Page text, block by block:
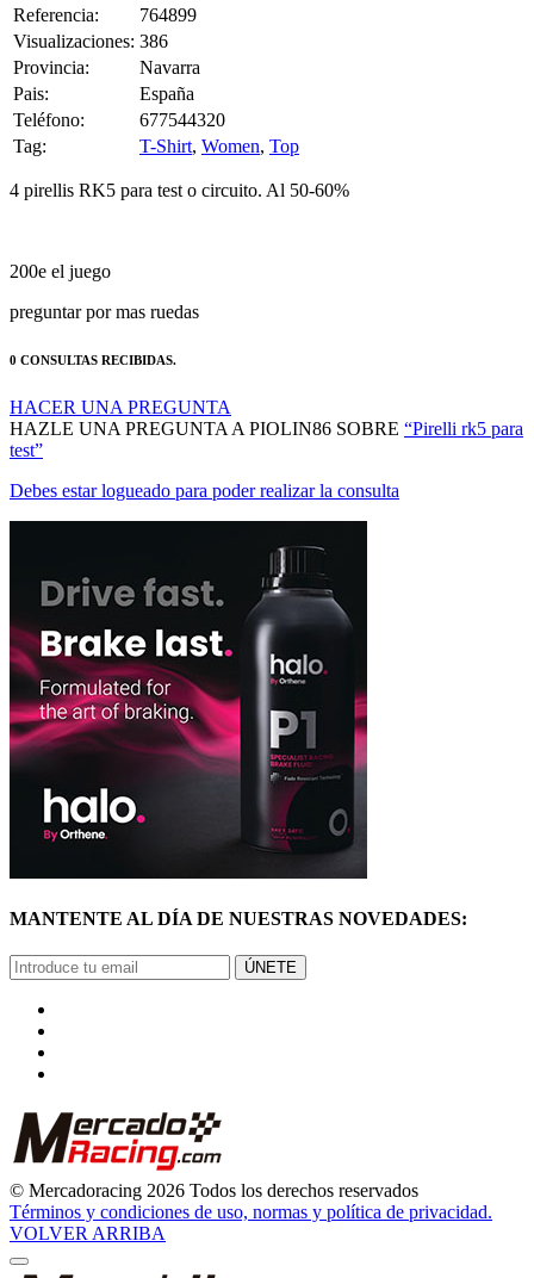
Referencia:
764899
Visualizaciones: 386
Provincia:
Navarra
Pais:
España
Teléfono:
677544320
Tag:
T-Shirt, Women, Top
4 pirellis RK5 para test o circuito. Al 50-60%
200e el juego
preguntar por mas ruedas
0 CONSULTAS RECIBIDAS.
HACER UNA PREGUNTA
HAZLE UNA PREGUNTA A PIOLIN86 SOBRE “Pirelli rk5 para
test”
Debes estar logueado para poder realizar la consulta
MANTENTE AL DÍA DE NUESTRAS NOVEDADES:
ÚNETE
© Mercadoracing 2026 Todos los derechos reservados
Términos y condiciones de uso, normas y política de privacidad.
VOLVER ARRIBA